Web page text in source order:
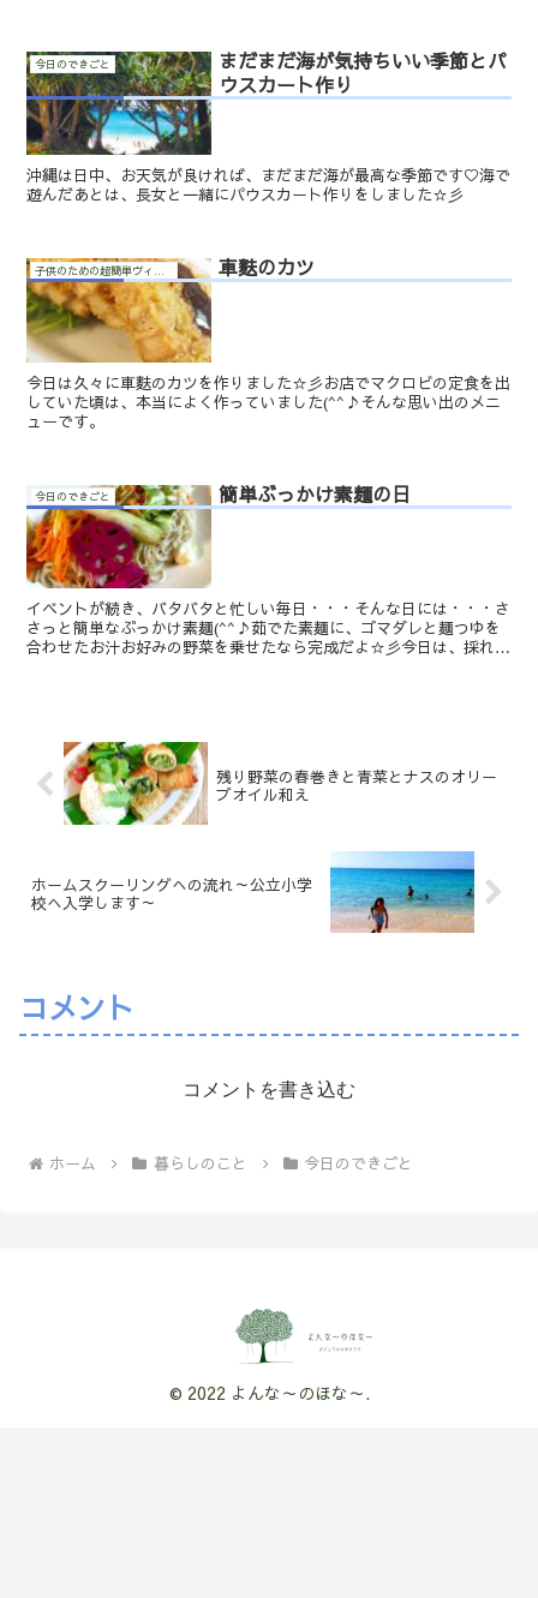
今日のできごと
まだまだ海が気持ちいい季節とパ
ウスカート作り
沖縄は日中、お天気が良ければ、まだまだ海が最高な季節です♡海で
遊んだあとは、長女と一緒にパウスカート作りをしました☆彡
車麩のカツ
今日は久々に車麩のカツを作りました☆彡お店でマクロビの定食を出
していた頃は、本当によく作っていました(^^♪そんな思い出のメニ
ューです。
今日のできごと 簡単ぶっかけ素麺の日
イベントが続き、バタバタと忙しい毎日・・・そんな日には・・・さ
さっと簡単なぶっかけ素麺(^^♪茹でた素麺に、ゴマダレと麺つゆを
合わせたお汁お好みの野菜を乗せたなら完成だよ☆彡今日は、採れた
残り野菜の春巻きと青菜とナスのオリー
ブオイル和え
ホームスクーリングへの流れ～公立小学
校へ入学します～
コメント
コメントを書き込む
ホーム 暮らしのこと 今日のできごと
© 2022 よんな～のほな～.